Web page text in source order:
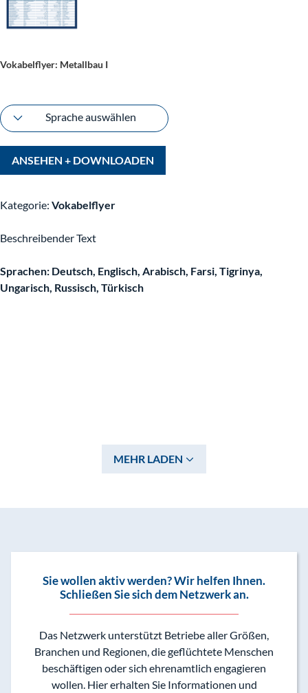
Vokabelflyer: Metallbau I
Sprache auswählen
ANSEHEN + DOWNLOADEN
Kategorie: Vokabelflyer
Beschreibender Text
Sprachen: Deutsch, Englisch, Arabisch, Farsi, Tigrinya,
Ungarisch, Russisch, Türkisch
MEHR LADEN
Sie wollen aktiv werden? Wir helfen Ihnen.
Schließen Sie sich dem Netzwerk an.
Das Netzwerk unterstützt Betriebe aller Größen,
Branchen und Regionen, die geflüchtete Menschen
beschäftigen oder sich ehrenamtlich engagieren
wollen. Hier erhalten Sie Informationen und